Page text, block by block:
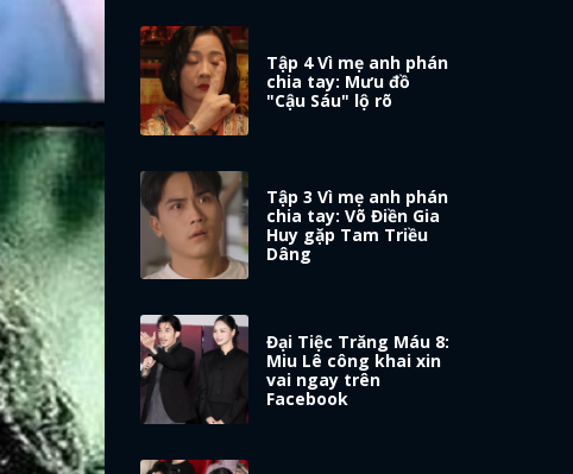
Tập 4 Vì mẹ anh phán
chia tay: Mưu đồ
"Cậu Sáu" lộ rõ
Tập 3 Vì mẹ anh phán
chia tay: Võ Điền Gia
Huy gặp Tam Triều
Dâng
Đại Tiệc Trăng Máu 8:
Miu Lê công khai xin
vai ngay trên
Facebook